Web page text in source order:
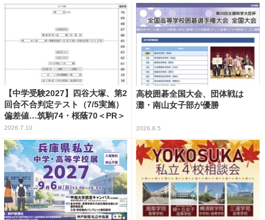
【中学受験2027】四谷大塚、第2
回合不合判定テスト（7/5実施）
偏差値…筑駒74・桜蔭70＜PR＞
2026.7.10
高校囲碁全国大会、団体戦は
灘・南山女子部が優勝
2026.8.5